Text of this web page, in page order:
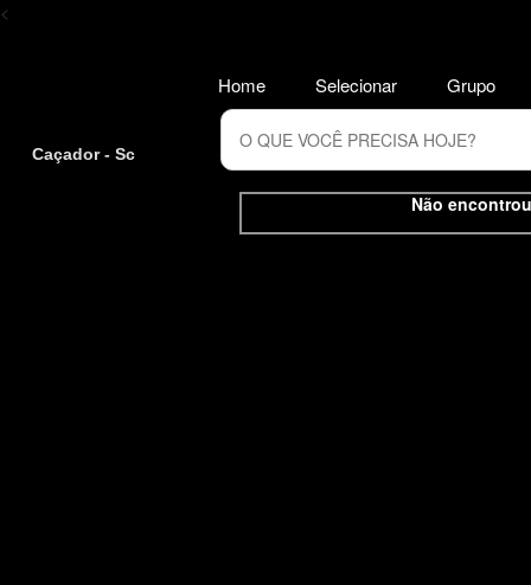
<
Caçador - Sc
Não
Home Selecionar Grupo